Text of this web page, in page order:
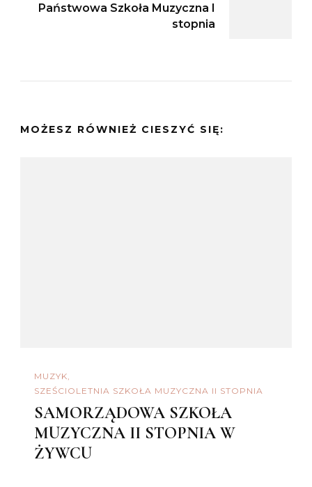
Państwowa Szkoła Muzyczna I
stopnia
MOŻESZ RÓWNIEŻ CIESZYĆ SIĘ:
MUZYK
SZEŚCIOLETNIA SZKOŁA MUZYCZNA II STOPNIA
SAMORZĄDOWA SZKOŁA
MUZYCZNA II STOPNIA W
ŻYWCU